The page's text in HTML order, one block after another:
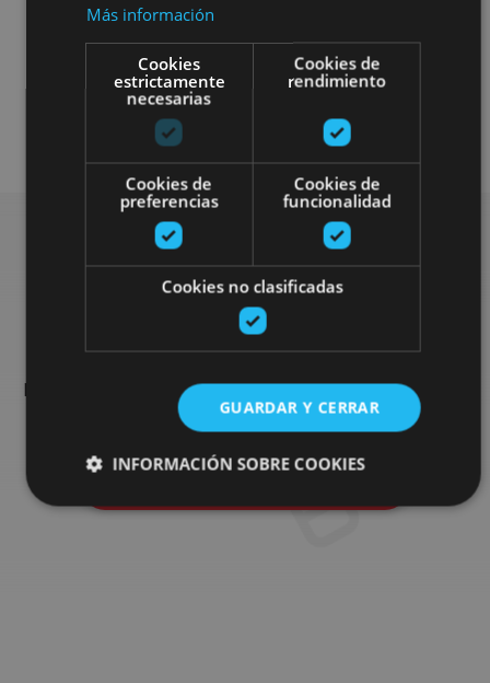
Busca más planes
Navarra: actividades organizadas, visitas y los eventos más
destados de la agenda.
Más información
Cookies
estrictamente
necesarias
Cookies de
rendimiento
Cookies de
preferencias
Cookies de
funcionalidad
Cookies no clasificadas
GUARDAR Y CERRAR
INFORMACIÓN SOBRE COOKIES